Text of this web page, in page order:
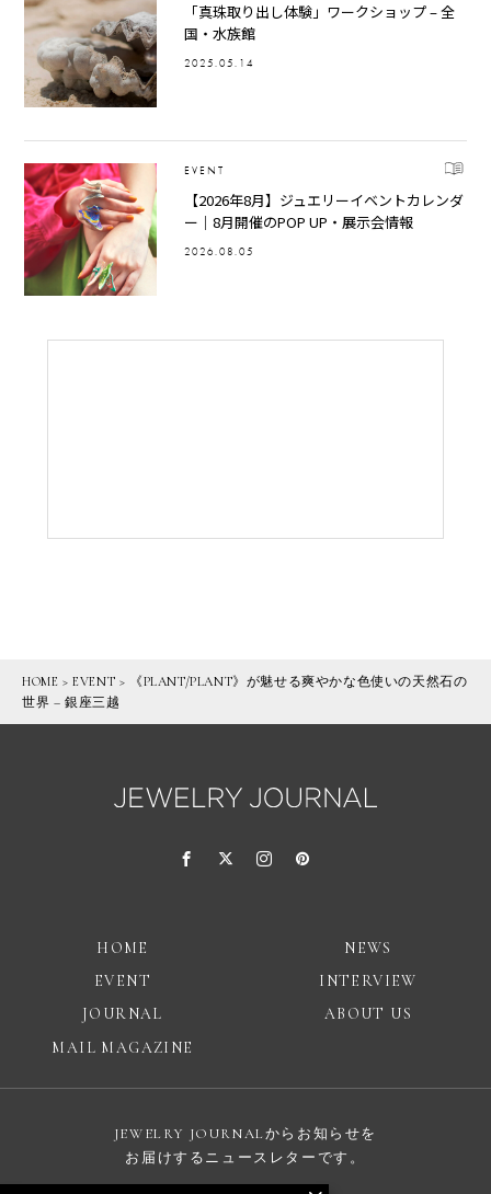
「真珠取り出し体験」ワークショップ – 全
国・水族館
2025.05.14
EVENT
【2026年8月】ジュエリーイベントカレンダ
ー｜8月開催のPOP UP・展示会情報
2026.08.05
HOME >EVENT >
《PLANT/PLANT》が魅せる爽やかな色使いの天然石の
世界 – 銀座三越
HOME
NEWS
EVENT
INTERVIEW
JOURNAL
ABOUT US
MAIL MAGAZINE
JEWELRY JOURNALからお知らせを
お届けするニュースレターです。